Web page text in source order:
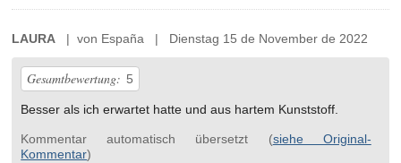
LAURA | von España | Dienstag 15 de November de 2022
Gesamtbewertung: 5
Besser als ich erwartet hatte und aus hartem Kunststoff.
Kommentar automatisch übersetzt (siehe Original-
Kommentar)